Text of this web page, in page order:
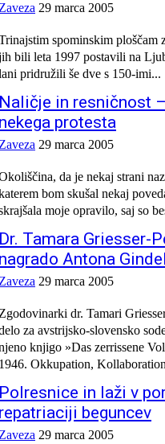
29 marca 2005
spominskim ploščam
bili leta 1997 postavili na
pridružili še dve s 150-imi...
in resničnost
protesta
29 marca 2005
da je nekaj strani
bom skušal nekaj
moje opravilo, saj so
Tamara Griesser-
Antona
29 marca 2005
dr. Tamari
za avstrijsko-slovensko
knjigo »Das zerrissene
Okkupation,
in laži v
beguncev
29 marca 2005